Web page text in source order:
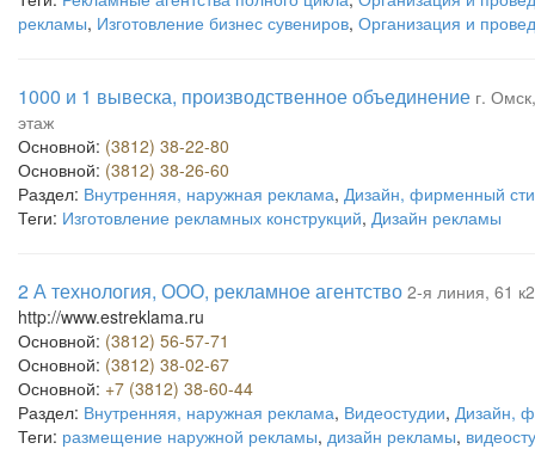
рекламы, Изготовление бизнес сувениров, Организация и
1000 и 1 вывеска, производственное объединение г.
этаж
Основной: (3812) 38-22-80
Основной: (3812) 38-26-60
Раздел: Внутренняя, наружная реклама, Дизайн, фирменный
Теги: Изготовление рекламных конструкций, Дизайн рекламы
2 А технология, ООО, рекламное агентство 2-я линия, 61 к2
http://www.estreklama.ru
Основной: (3812) 56-57-71
Основной: (3812) 38-02-67
Основной: +7 (3812) 38-60-44
Раздел: Внутренняя, наружная реклама, Видеостудии, Дизайн,
Теги: размещение наружной рекламы, дизайн рекламы,